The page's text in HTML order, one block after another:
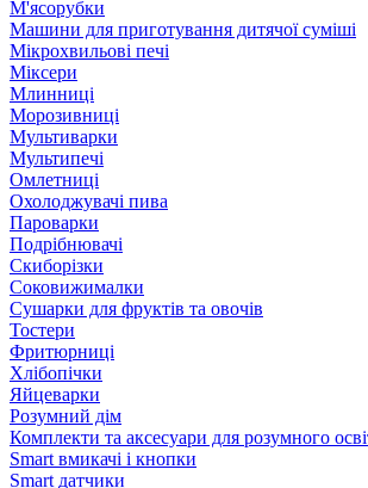
М'ясорубки
Машини для приготування дитячої суміші
Мікрохвильові печі
Міксери
Млинниці
Морозивниці
Мультиварки
Мультипечі
Омлетниці
Охолоджувачі пива
Пароварки
Подрібнювачі
Скиборізки
Соковижималки
Сушарки для фруктів та овочів
Тостери
Фритюрниці
Хлібопічки
Яйцеварки
Розумний дім
Комплекти та аксесуари для розумного
Smart вмикачі і кнопки
Smart датчики